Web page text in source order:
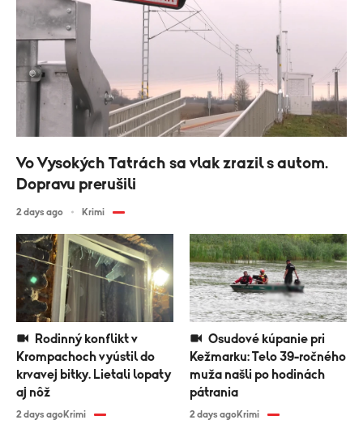
Krompachoch vyústil do
krvavej bitky. Lietali lopaty
aj nôž
2 days agoKrimi
Kežmarku: Telo 39-ročného
muža našli po hodinách
pátrania
2 days agoKrimi
Vo Vysokých Tatrách sa vlak zrazil s autom.
Dopravu prerušili
2 days ago Krimi